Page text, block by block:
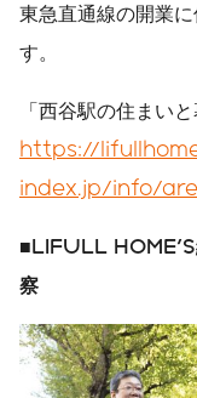
東急直通線の開業
す。
「西谷駅の住まい
https://
index.jp/info/
■LIFULL HOME'S
察